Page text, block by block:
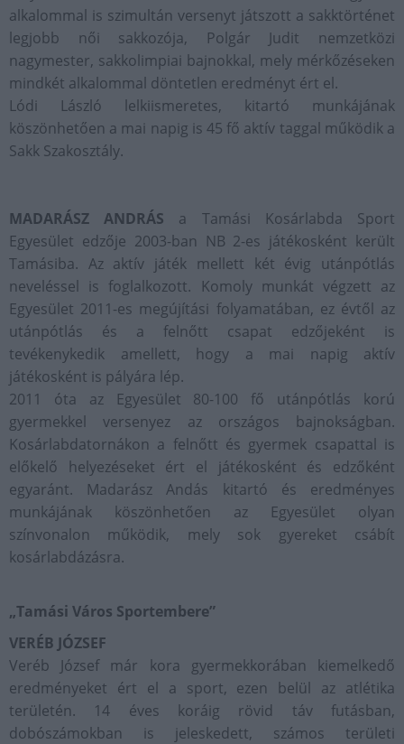
alkalommal is szimultán versenyt játszott a sakktörténet
legjobb női sakkozója, Polgár Judit nemzetközi
nagymester, sakkolimpiai bajnokkal, mely mérkőzéseken
mindkét alkalommal döntetlen eredményt ért el.
Lódi László lelkiismeretes, kitartó munkájának
köszönhetően a mai napig is 45 fő aktív taggal működik a
Sakk Szakosztály.
MADARÁSZ ANDRÁS a Tamási Kosárlabda Sport
Egyesület edzője 2003-ban NB 2-es játékosként került
Tamásiba. Az aktív játék mellett két évig utánpótlás
neveléssel is foglalkozott. Komoly munkát végzett az
Egyesület 2011-es megújítási folyamatában, ez évtől az
utánpótlás és a felnőtt csapat edzőjeként is
tevékenykedik amellett, hogy a mai napig aktív
játékosként is pályára lép.
2011 óta az Egyesület 80-100 fő utánpótlás korú
gyermekkel versenyez az országos bajnokságban.
Kosárlabdatornákon a felnőtt és gyermek csapattal is
előkelő helyezéseket ért el játékosként és edzőként
egyaránt. Madarász Andás kitartó és eredményes
munkájának köszönhetően az Egyesület olyan
színvonalon működik, mely sok gyereket csábít
kosárlabdázásra.
„Tamási Város Sportembere”
VERÉB JÓZSEF
Veréb József már kora gyermekkorában kiemelkedő
eredményeket ért el a sport, ezen belül az atlétika
területén. 14 éves koráig rövid táv futásban,
dobószámokban is jeleskedett, számos területi